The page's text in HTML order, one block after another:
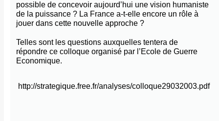
possible de concevoir aujourd’hui une vision humaniste
de la puissance ? La France a-t-elle encore un rôle à
jouer dans cette nouvelle approche ?
Telles sont les questions auxquelles tentera de
répondre ce colloque organisé par l’Ecole de Guerre
Economique.
http://strategique.free.fr/analyses/colloque29032003.pdf